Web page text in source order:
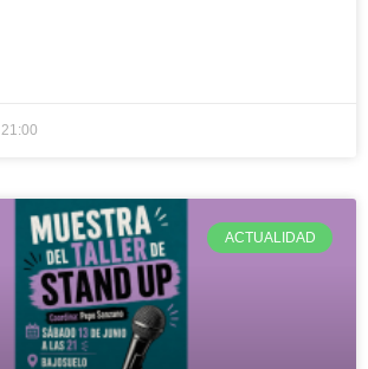
21:00
ACTUALIDAD